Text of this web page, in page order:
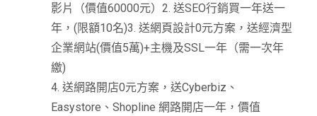
影片（價值60000元）2. 送SEO行銷買一年送一
年，(限額10名)3. 送網頁設計0元方案，送經濟型
企業網站(價值5萬)+主機及SSL一年（需一次年
繳)
4. 送網路開店0元方案，送Cyberbiz、
Easystore、Shopline 網路開店一年，價值